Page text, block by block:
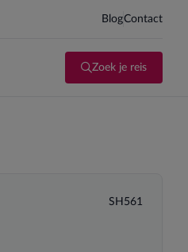
BlogContact
Zoek je reis
SH561